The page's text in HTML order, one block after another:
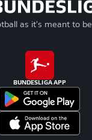
as it's meant to be
BUNDESLIGA APP